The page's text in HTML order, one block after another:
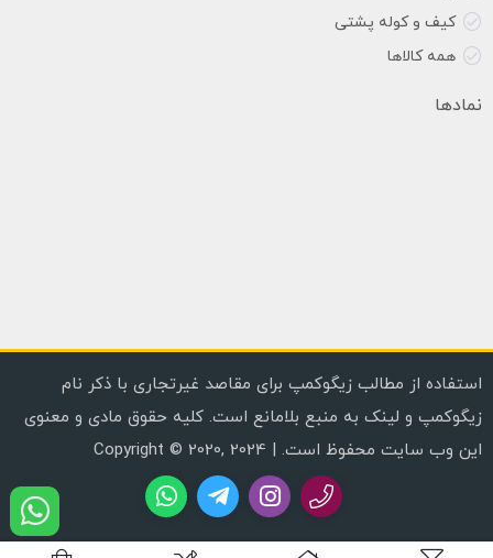
کیف و کوله پشتی
همه کالاها
نمادها
استفاده از مطالب زیگوکمپ برای مقاصد غیرتجاری با ذکر نام
زیگوکمپ و لینک به منبع بلامانع است. کلیه حقوق مادی و معنوی
این وب سایت محفوظ است. | Copyright © 2020, 2024